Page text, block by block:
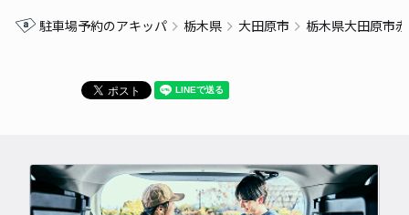
駐車場予約のアキッパ 栃木県 大田原市 栃木県大田原市